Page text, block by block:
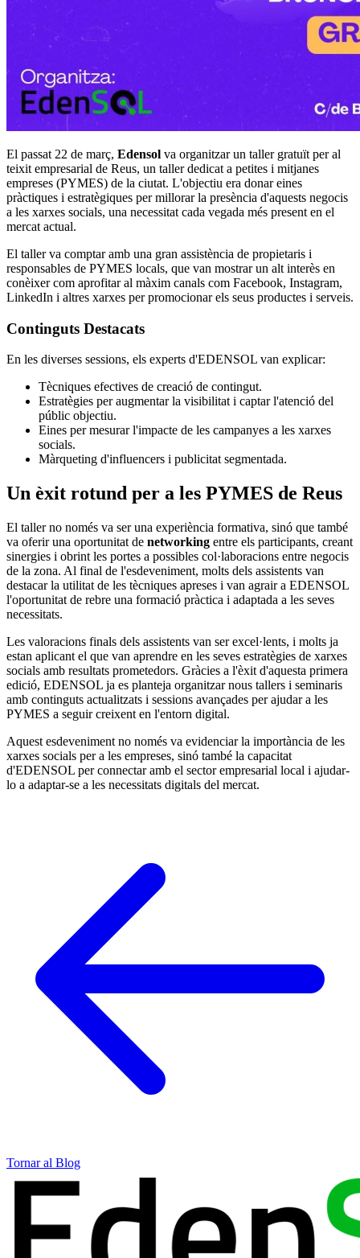
El passat 22 de març, Edensol va organitzar un taller gratuït per al
teixit empresarial de Reus, un taller dedicat a petites i mitjanes
empreses (PYMES) de la ciutat. L'objectiu era donar eines
pràctiques i estratègiques per millorar la presència d'aquests negocis
a les xarxes socials, una necessitat cada vegada més present en el
mercat actual.
El taller va comptar amb una gran assistència de propietaris i
responsables de PYMES locals, que van mostrar un alt interès en
conèixer com aprofitar al màxim canals com Facebook, Instagram,
LinkedIn i altres xarxes per promocionar els seus productes i serveis.
Continguts Destacats
En les diverses sessions, els experts d'EDENSOL van explicar:
Tècniques efectives de creació de contingut.
Estratègies per augmentar la visibilitat i captar l'atenció del
públic objectiu.
Eines per mesurar l'impacte de les campanyes a les xarxes
socials.
Màrqueting d'influencers i publicitat segmentada.
Un èxit rotund per a les PYMES de Reus
El taller no només va ser una experiència formativa, sinó que també
va oferir una oportunitat de networking entre els participants, creant
sinergies i obrint les portes a possibles col·laboracions entre negocis
de la zona. Al final de l'esdeveniment, molts dels assistents van
destacar la utilitat de les tècniques apreses i van agrair a EDENSOL
l'oportunitat de rebre una formació pràctica i adaptada a les seves
necessitats.
Les valoracions finals dels assistents van ser excel·lents, i molts ja
estan aplicant el que van aprendre en les seves estratègies de xarxes
socials amb resultats prometedors. Gràcies a l'èxit d'aquesta primera
edició, EDENSOL ja es planteja organitzar nous tallers i seminaris
amb continguts actualitzats i sessions avançades per ajudar a les
PYMES a seguir creixent en l'entorn digital.
Aquest esdeveniment no només va evidenciar la importància de les
xarxes socials per a les empreses, sinó també la capacitat
d'EDENSOL per connectar amb el sector empresarial local i ajudar-
lo a adaptar-se a les necessitats digitals del mercat.
Tornar al Blog